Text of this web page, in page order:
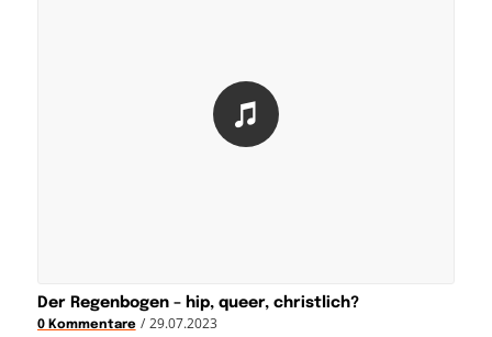
Der Regenbogen – hip, queer, christlich?
0 Kommentare / 29.07.2023